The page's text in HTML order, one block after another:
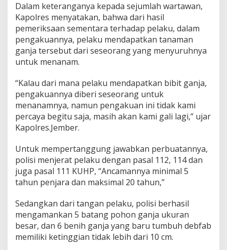
Dalam keteranganya kepada sejumlah wartawan,
Kapolres menyatakan, bahwa dari hasil
pemeriksaan sementara terhadap pelaku, dalam
pengakuannya, pelaku mendapatkan tanaman
ganja tersebut dari seseorang yang menyuruhnya
untuk menanam.
“Kalau dari mana pelaku mendapatkan bibit ganja,
pengakuannya diberi seseorang untuk
menanamnya, namun pengakuan ini tidak kami
percaya begitu saja, masih akan kami gali lagi,” ujar
Kapolres.Jember.
Untuk mempertanggung jawabkan perbuatannya,
polisi menjerat pelaku dengan pasal 112, 114 dan
juga pasal 111 KUHP, “Ancamannya minimal 5
tahun penjara dan maksimal 20 tahun,”
Sedangkan dari tangan pelaku, polisi berhasil
mengamankan 5 batang pohon ganja ukuran
besar, dan 6 benih ganja yang baru tumbuh debfab
memiliki ketinggian tidak lebih dari 10 cm.